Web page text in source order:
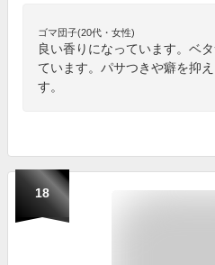
ゴマ団子(20代・女性)
良い香りになっています。ベ
ています。パサつきや癖を抑
す。
18